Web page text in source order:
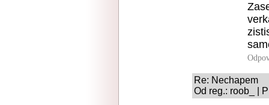
Re: Nechapem
Od reg.: roob_ |